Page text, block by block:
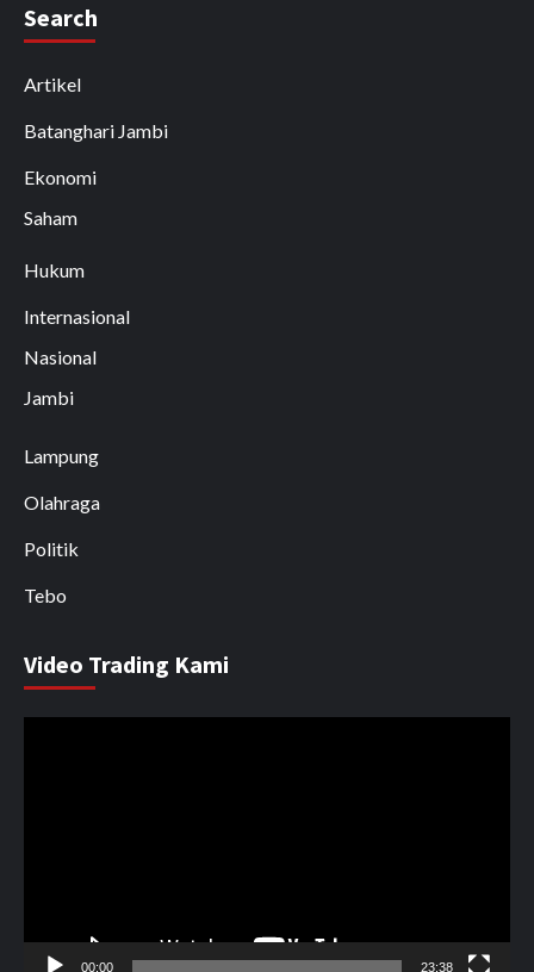
Search
Artikel
Batanghari Jambi
Ekonomi
Saham
Hukum
Internasional
Nasional
Jambi
Lampung
Olahraga
Politik
Tebo
Video Trading Kami
00:00 23:38